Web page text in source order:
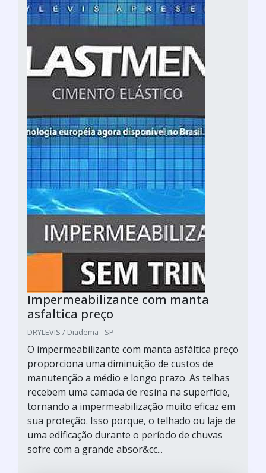
Impermeabilizante com manta
asfaltica preço
DRYLEVIS / Diadema - SP
O impermeabilizante com manta asfáltica preço
proporciona uma diminuição de custos de
manutenção a médio e longo prazo. As telhas
recebem uma camada de resina na superfície,
tornando a impermeabilização muito eficaz em
sua proteção. Isso porque, o telhado ou laje de
uma edificação durante o período de chuvas
sofre com a grande absor&cc...